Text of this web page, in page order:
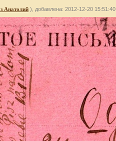
Анатолий ), добавлена: 2012-12-20 15:51:40